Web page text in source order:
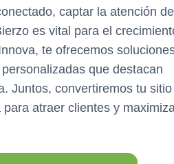
captar la atención de
es vital para el
te ofrecemos
que destacan
Juntos, convertiremos tu sitio
atraer clientes y